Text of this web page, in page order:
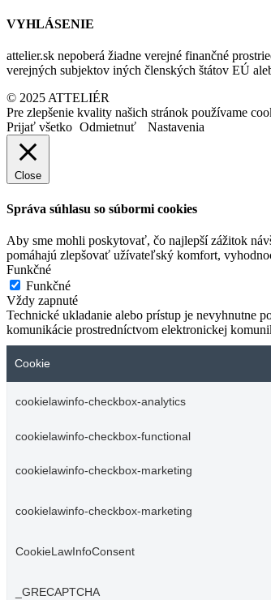
VYHLÁSENIE
attelier.sk nepoberá žiadne verejné finančné
verejných subjektov iných členských štátov EÚ
© 2025 ATTELIÉR
Pre zlepšenie kvality našich stránok používame
Prijať všetko Odmietnuť Nastavenia
Close
Správa súhlasu so súbormi cookies
Aby sme mohli poskytovať, čo najlepší zážitok
pomáhajú zlepšovať užívateľský komfort,
Funkčné
Funkčné
Vždy zapnuté
Technické ukladanie alebo prístup je nevyhnutne
komunikácie prostredníctvom elektronickej
Cookie
cookielawinfo-checkbox-analytics
cookielawinfo-checkbox-functional
cookielawinfo-checkbox-marketing
cookielawinfo-checkbox-marketing
CookieLawInfoConsent
_GRECAPTCHA